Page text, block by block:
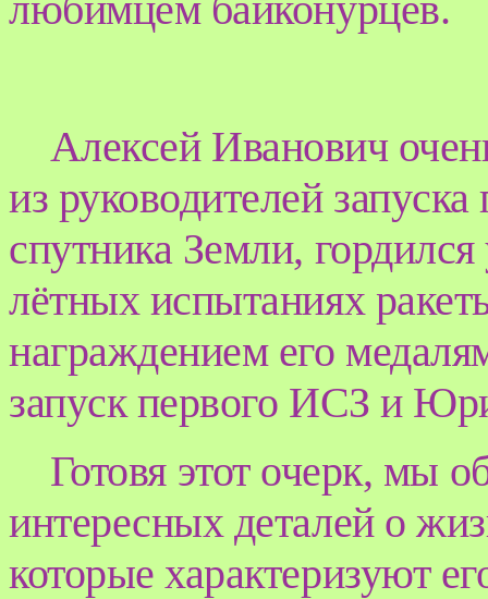
Алексей Иванович
из руководителей
спутника Земли,
лётных испытаниях
награждением его
запуск первого ИСЗ и
Готовя этот очерк, мы
интересных деталей о
которые характеризуют